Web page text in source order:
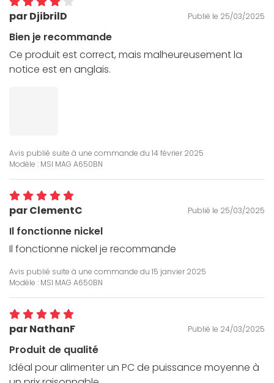
par DjibrilD Publié le 25/03/2025
Bien je recommande
Ce produit est correct, mais malheureusement la
notice est en anglais.
Avis publié suite à une commande du 14 février 2025
Modèle : MSI MAG A650BN
par ClementC Publié le 25/03/2025
Il fonctionne nickel
Il fonctionne nickel je recommande
Avis publié suite à une commande du 15 janvier 2025
Modèle : MSI MAG A650BN
par NathanF Publié le 24/03/2025
Produit de qualité
Idéal pour alimenter un PC de puissance moyenne à